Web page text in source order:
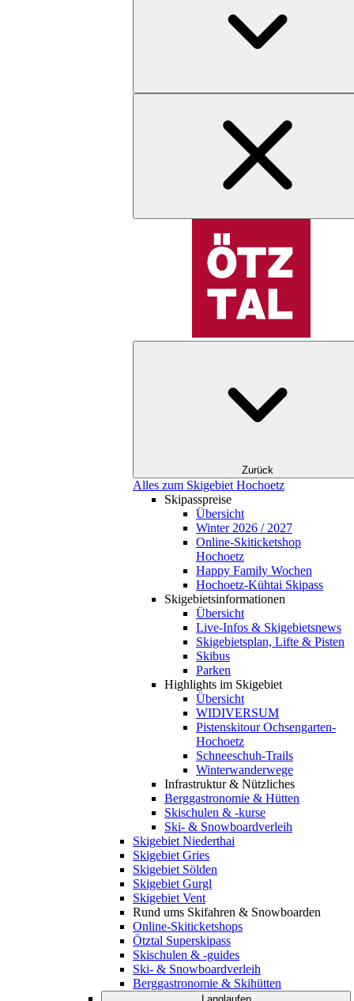
Zurück
Alles zum Skigebiet Hochoetz
Skipasspreise
Übersicht
Winter 2026 / 2027
Online-Skiticketshop
Hochoetz
Happy Family Wochen
Hochoetz-Kühtai Skipass
Skigebietsinformationen
Übersicht
Live-Infos & Skigebietsnews
Skigebietsplan, Lifte & Pisten
Skibus
Parken
Highlights im Skigebiet
Übersicht
WIDIVERSUM
Pistenskitour Ochsengarten-
Hochoetz
Schneeschuh-Trails
Winterwanderwege
Infrastruktur & Nützliches
Berggastronomie & Hütten
Skischulen & -kurse
Ski- & Snowboardverleih
Skigebiet Niederthai
Skigebiet Gries
Skigebiet Sölden
Skigebiet Gurgl
Skigebiet Vent
Rund ums Skifahren & Snowboarden
Online-Skiticketshops
Ötztal Superskipass
Skischulen & -guides
Ski- & Snowboardverleih
Berggastronomie & Skihütten